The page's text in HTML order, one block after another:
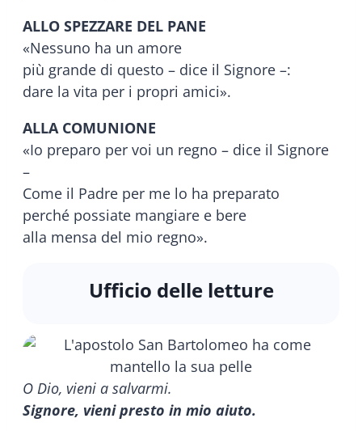
ALLO SPEZZARE DEL PANE
«Nessuno ha un amore
più grande di questo – dice il Signore –:
dare la vita per i propri amici».
ALLA COMUNIONE
«Io preparo per voi un regno – dice il Signore
–
Come il Padre per me lo ha preparato
perché possiate mangiare e bere
alla mensa del mio regno».
Ufficio delle letture
O Dio, vieni a salvarmi.
Signore, vieni presto in mio aiuto.